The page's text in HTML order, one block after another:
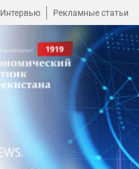
Интервью Рекламные статьи